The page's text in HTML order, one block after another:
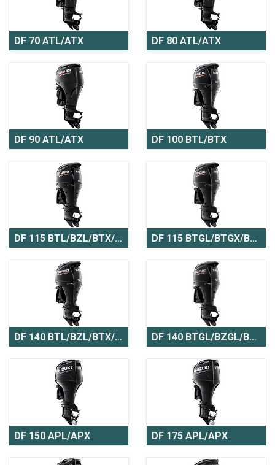
DF 70 ATL/ATX DF 80 ATL/ATX
DF 90 ATL/ATX DF 100 BTL/BTX
DF 115 BTL/BZL/BTX/BZX DF 115 BTGL/BTGX/BZGL/BZGX
DF 140 BTL/BZL/BTX/BZX DF 140 BTGL/BZGL/BTGX/BZGX
DF 150 APL/APX DF 175 APL/APX